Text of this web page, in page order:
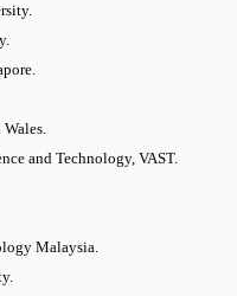
and Technology, VAST.
Malaysia.